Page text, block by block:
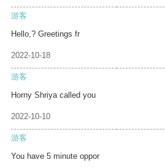
游客
Hello,? Greetings fr
2022-10-18
游客
Horny Shriya called you
2022-10-10
游客
You have 5 minute oppor